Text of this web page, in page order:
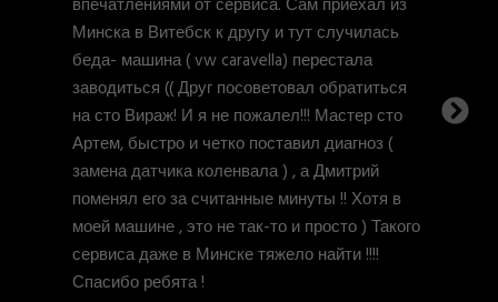
впечатлениями от сервиса. Сам приехал из
Минска в Витебск к другу и тут случилась
беда- машина ( vw caravella) перестала
заводиться (( Друг посоветовал обратиться
на сто Вираж! И я не пожалел!!! Мастер сто
Артем, быстро и четко поставил диагноз (
замена датчика коленвала ) , а Дмитрий
поменял его за считанные минуты !! Хотя в
моей машине , это не так-то и просто ) Такого
сервиса даже в Минске тяжело найти !!!!
Спасибо ребята !